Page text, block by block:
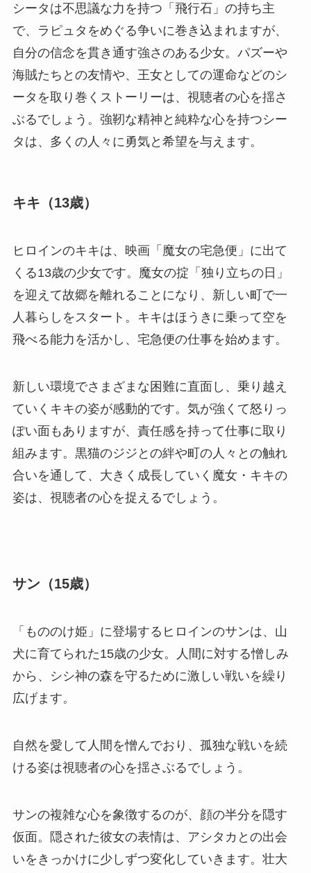
シータは不思議な力を持つ「飛行石」の持ち主
で、ラピュタをめぐる争いに巻き込まれますが、
自分の信念を貫き通す強さのある少女。パズーや
海賊たちとの友情や、王女としての運命などのシ
ータを取り巻くストーリーは、視聴者の心を揺さ
ぶるでしょう。強靭な精神と純粋な心を持つシー
タは、多くの人々に勇気と希望を与えます。
キキ（13歳）
ヒロインのキキは、映画「魔女の宅急便」に出て
くる13歳の少女です。魔女の掟「独り立ちの日」
を迎えて故郷を離れることになり、新しい町で一
人暮らしをスタート。キキはほうきに乗って空を
飛べる能力を活かし、宅急便の仕事を始めます。
新しい環境でさまざまな困難に直面し、乗り越え
ていくキキの姿が感動的です。気が強くて怒りっ
ぽい面もありますが、責任感を持って仕事に取り
組みます。黒猫のジジとの絆や町の人々との触れ
合いを通して、大きく成長していく魔女・キキの
姿は、視聴者の心を捉えるでしょう。
サン（15歳）
「もののけ姫」に登場するヒロインのサンは、山
犬に育てられた15歳の少女。人間に対する憎しみ
から、シシ神の森を守るために激しい戦いを繰り
広げます。
自然を愛して人間を憎んでおり、孤独な戦いを続
ける姿は視聴者の心を揺さぶるでしょう。
サンの複雑な心を象徴するのが、顔の半分を隠す
仮面。隠された彼女の表情は、アシタカとの出会
いをきっかけに少しずつ変化していきます。壮大